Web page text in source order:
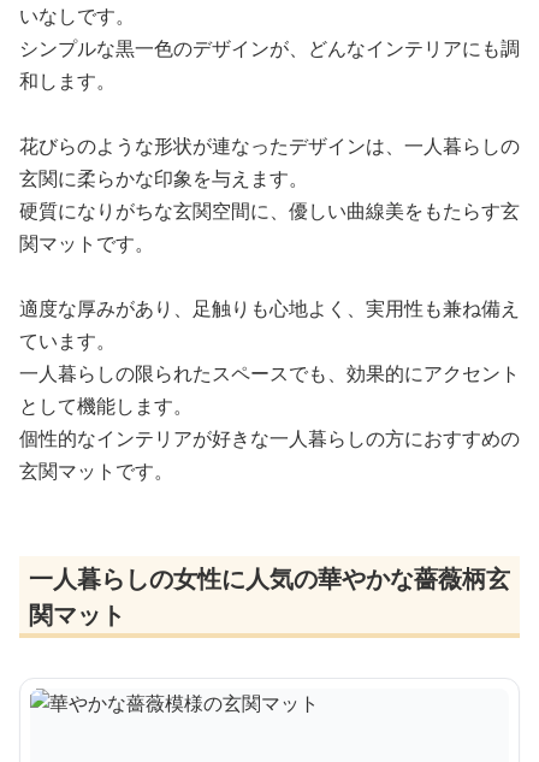
いなしです。
シンプルな黒一色のデザインが、どんなインテリアにも調
和します。
花びらのような形状が連なったデザインは、一人暮らしの
玄関に柔らかな印象を与えます。
硬質になりがちな玄関空間に、優しい曲線美をもたらす玄
関マットです。
適度な厚みがあり、足触りも心地よく、実用性も兼ね備え
ています。
一人暮らしの限られたスペースでも、効果的にアクセント
として機能します。
個性的なインテリアが好きな一人暮らしの方におすすめの
玄関マットです。
一人暮らしの女性に人気の華やかな薔薇柄玄
関マット